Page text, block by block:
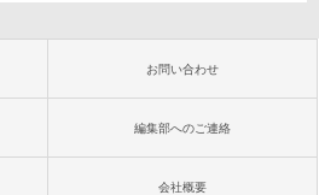
お問い合わせ
編集部へのご連絡
会社概要